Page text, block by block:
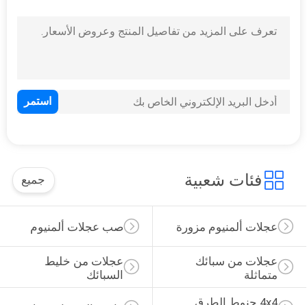
فئات شعبية جميع
صب عجلات ألمنيوم عجلات ألمنيوم مزورة
عجلات من خليط
السبائك
عجلات من سبائك
متماثلة
4x4 جنوط الطرق